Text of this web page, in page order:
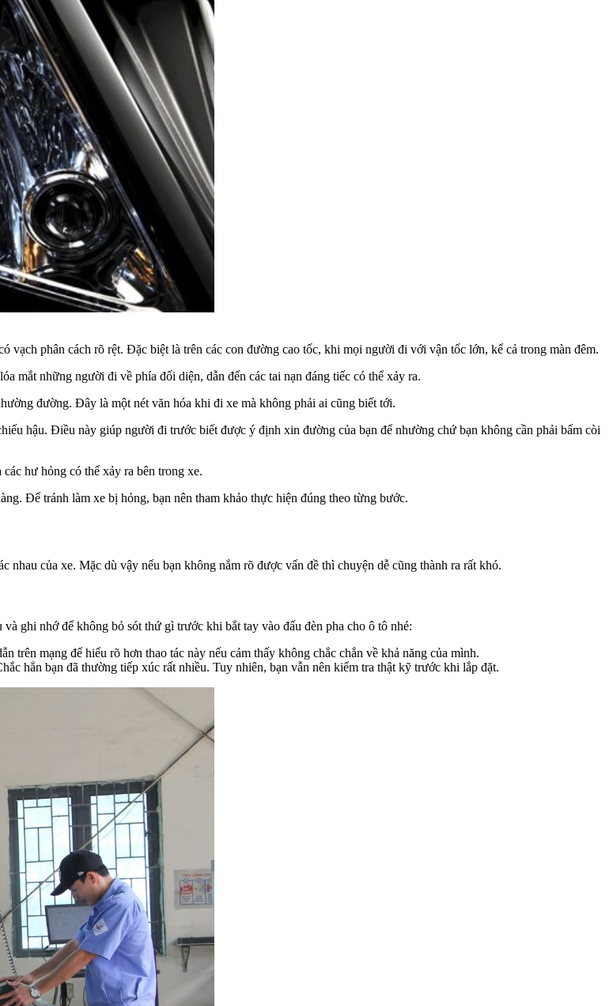
vạch phân cách rõ rệt. Đặc biệt là trên các con đường cao tốc, khi mọi người đi với vận tốc lớn, kể cả trong màn đêm.
mắt những người đi về phía đối diện, dẫn đến các tai nạn đáng tiếc có thể xảy ra.
đường. Đây là một nét văn hóa khi đi xe mà không phải ai cũng biết tới.
hậu. Điều này giúp người đi trước biết được ý định xin đường của bạn để nhường chứ bạn không cần phải bấm còi
hư hỏng có thể xảy ra bên trong xe.
Để tránh làm xe bị hỏng, bạn nên tham khảo thực hiện đúng theo từng bước.
của xe. Mặc dù vậy nếu bạn không nắm rõ được vấn đề thì chuyện dễ cũng thành ra rất khó.
ghi nhớ để không bỏ sót thứ gì trước khi bắt tay vào đấu đèn pha cho ô tô nhé:
trên mạng để hiểu rõ hơn thao tác này nếu cảm thấy không chắc chắn về khả năng của mình.
hẳn bạn đã thường tiếp xúc rất nhiều. Tuy nhiên, bạn vẫn nên kiểm tra thật kỹ trước khi lắp đặt.